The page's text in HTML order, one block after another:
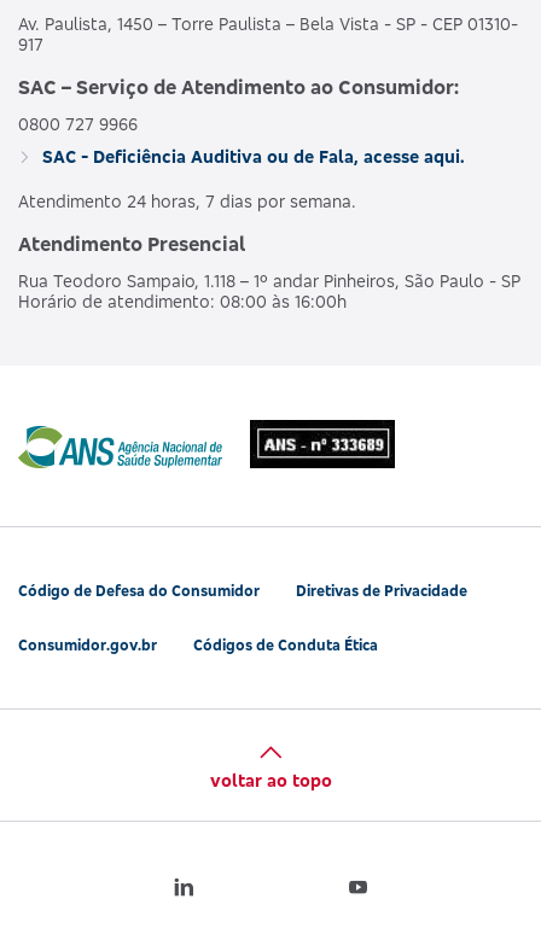
Av. Paulista, 1450 – Torre Paulista – Bela Vista - SP - CEP 01310-
917
SAC – Serviço de Atendimento ao Consumidor:
0800 727 9966
SAC - Deficiência Auditiva ou de Fala, acesse aqui.
Atendimento 24 horas, 7 dias por semana.
Atendimento Presencial
Rua Teodoro Sampaio, 1.118 – 1º andar Pinheiros, São Paulo - SP
Horário de atendimento: 08:00 às 16:00h
Código de Defesa do Consumidor Diretivas de Privacidade
Consumidor.gov.br Códigos de Conduta Ética
voltar ao topo